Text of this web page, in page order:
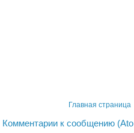
Главная страница
Комментарии к сообщению